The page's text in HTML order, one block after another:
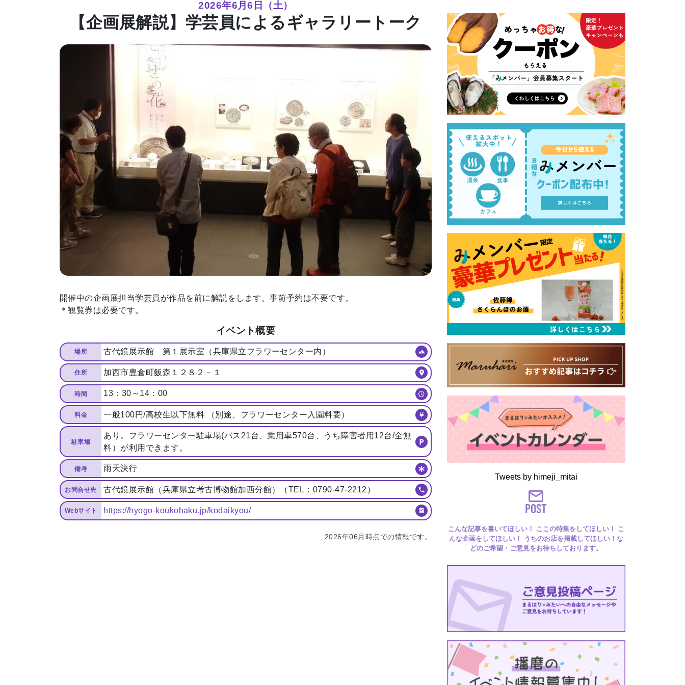
トップページ 特集
Featured
イベント まるはり 雑誌・デジタルブック
Digital books
地場産品/ツクリビト
Local products
エリア特集
Travel
2026年6月6日（土）
【企画展解説】学芸員によるギャラリートーク
開催中の企画展担当学芸員が作品を前に解説をします。事前予約は不要です。
＊観覧券は必要です。
イベント概要
場所 古代鏡展示館 第１展示室（兵庫県立フラワーセンター内）
住所 加西市豊倉町飯森１２８２－１
時間 13：30～14：00
料金 一般100円/高校生以下無料 （別途、フラワーセンター入園料要）
駐車場
あり。フラワーセンター駐車場(バス21台、乗用車570台、うち障害者用12台/全無
料）が利用できます。
備考 雨天決行
お問合せ先 古代鏡展示館（兵庫県立考古博物館加西分館）（TEL：0790-47-2212）
Webサイト https://hyogo-koukohaku.jp/kodaikyou/
2026年06月時点での情報です。
Tweets by himeji_mitai
POST
こんな記事を書いてほしい！ ここの特集をしてほしい！ こ
んな企画をしてほしい！ うちのお店を掲載してほしい！な
どのご希望・ご意見をお待ちしております。